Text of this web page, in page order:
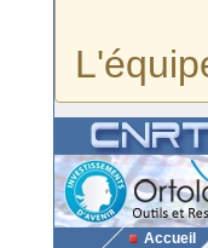
Accueil